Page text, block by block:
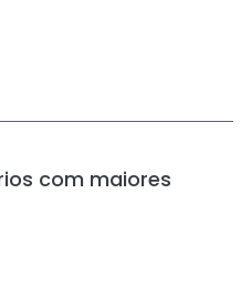
com maiores